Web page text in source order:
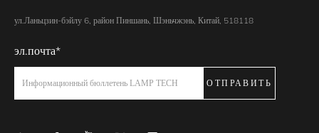
ул.Ланьцзин-бэйлу 6, район Пиншань, Шэньчжэнь, Китай, 518118
эл.почта*
Информационный бюллетень LAMP TECH ОТПРАВИТЬ